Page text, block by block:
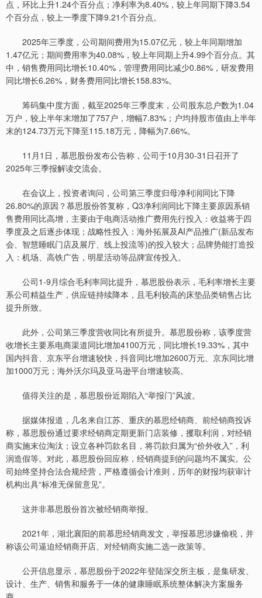
点，环比上升1.24个百分点；净利率为8.40%，较上年同期下降3.54
个百分点，较上一季度下降9.21个百分点。
2025年三季度，公司期间费用为15.07亿元，较上年同期增加
1.47亿元；期间费用率为40.08%，较上年同期上升4.99个百分点。其
中，销售费用同比增长10.40%，管理费用同比减少0.86%，研发费用
同比增长6.26%，财务费用同比增长158.83%。
筹码集中度方面，截至2025年三季度末，公司股东总户数为1.04
万户，较上半年末增加了757户，增幅7.83%；户均持股市值由上半年
末的124.73万元下降至115.18万元，降幅为7.66%。
11月1日，慕思股份发布公告称，公司于10月30-31日召开了
2025年三季报解读交流会。
在会议上，投资者询问，公司第三季度归母净利润同比下降
26.80%的原因？慕思股份答复称，Q3净利润同比下降主要原因系销
售费用同比高增，主要由于电商活动推广费用先行投入：收益将于四
季度及之后逐步体现；战略性投入：海外拓展及AI产品推广(新品发布
会、智慧睡眠门店及展厅、线上投流等)的投入较大；品牌势能打造投
入：机场、高铁广告，明星活动等品牌宣传投入。
公司1-9月综合毛利率同比提升，慕思股份表示，毛利率增长主要
系公司精益生产，供应链持续降本，且毛利较高的床垫品类销售占比
提升所致。
此外，公司第三季度营收同比有所提升。慕思股份称，该季度营
收增长主要系电商渠道同比增加4100万元，同比增长19.33%，其中
国内抖音、京东平台增速较快，抖音同比增加2600万元、京东同比增
加1000万元；海外沃尔玛及亚马逊平台增速较高。
值得关注的是，慕思股份近期陷入“举报门”风波。
据媒体报道，几名来自江苏、重庆的慕思经销商、前经销商投诉
称，慕思股份通过要求经销商定期更新门店装修，攫取利润，对经销
商实施末位淘汰；设立各种罚款名目，将罚款归属为“价外收入”，利
润造假等。对此，慕思股份回应称，经销商提到的问题均不属实。公
司始终坚持合法合规经营，严格遵循会计准则，历年的财报均获审计
机构出具“标准无保留意见”。
这并非慕思股份首次被经销商举报。
2021年，湖北襄阳的前慕思经销商发文，举报慕思涉嫌偷税，并
称该公司逼迫经销商开店、对经销商实施二选一政策等。
公开信息显示，慕思股份于2022年登陆深交所主板，是集研发、
设计、生产、销售和服务于一体的健康睡眠系统整体解决方案服务